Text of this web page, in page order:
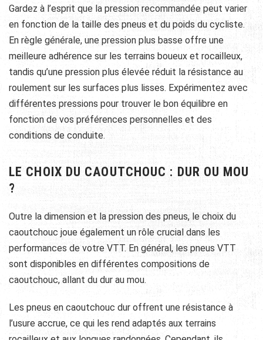
Gardez à l’esprit que la pression recommandée peut varier
en fonction de la taille des pneus et du poids du cycliste.
En règle générale, une pression plus basse offre une
meilleure adhérence sur les terrains boueux et rocailleux,
tandis qu’une pression plus élevée réduit la résistance au
roulement sur les surfaces plus lisses. Expérimentez avec
différentes pressions pour trouver le bon équilibre en
fonction de vos préférences personnelles et des
conditions de conduite.
LE CHOIX DU CAOUTCHOUC : DUR OU MOU
?
Outre la dimension et la pression des pneus, le choix du
caoutchouc joue également un rôle crucial dans les
performances de votre VTT. En général, les pneus VTT
sont disponibles en différentes compositions de
caoutchouc, allant du dur au mou.
Les pneus en caoutchouc dur offrent une résistance à
l’usure accrue, ce qui les rend adaptés aux terrains